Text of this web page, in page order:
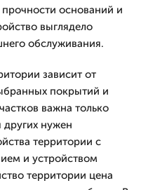
оснований и
выглядело
обслуживания.
зависит от
покрытий и
важна только
других нужен
территории с
и устройством
территории цена